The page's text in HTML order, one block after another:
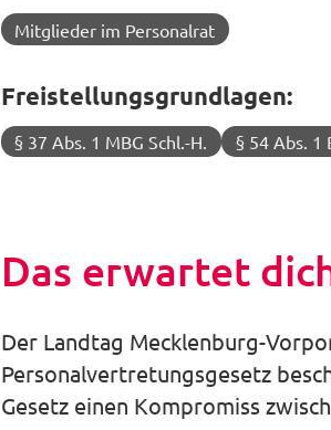
Mitglieder im Personalrat
Freistellungsgrundlagen:
§ 37 Abs. 1 MBG Schl.-H. § 54 Abs. 1
Das erwartet
Der Landtag Mecklenburg-
Personalvertretungsgesetz
Gesetz einen Kompromiss